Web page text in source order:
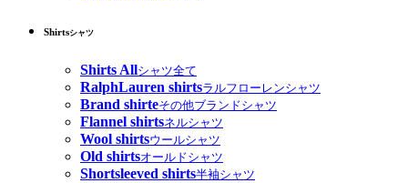
Shirtsシャツ
Shirts Allシャツ全て
RalphLauren shirtsラルフローレンシャツ
Brand shirteその他ブランドシャツ
Flannel shirtsネルシャツ
Wool shirtsウールシャツ
Old shirtsオールドシャツ
Shortsleeved shirts半袖シャツ